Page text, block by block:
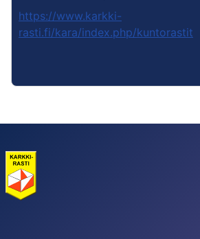
https://www.karkki-
rasti.fi/kara/index.php/kuntorastit